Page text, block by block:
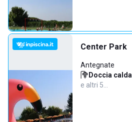
Center Park
Antegnate
Doccia calda
e altri 5…